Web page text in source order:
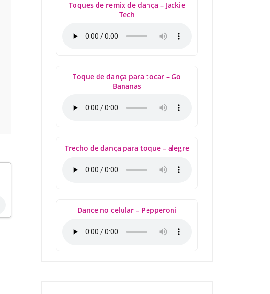
Toques de remix de dança – Jackie
Tech
Toque de dança para tocar – Go
Bananas
Trecho de dança para toque – alegre
Dance no celular – Pepperoni